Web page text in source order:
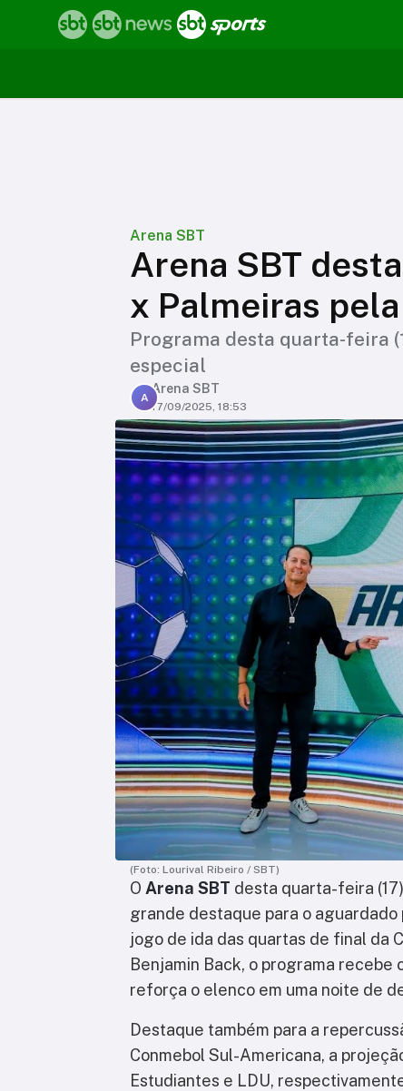
Arena SBT
Arena SBT
x Palmeiras
Programa desta quarta-feira
especial
A
Arena SBT
17/09/2025, 18:53
(Foto: Lourival Ribeiro / SBT)
O Arena SBT desta quarta-feira
grande destaque para o
jogo de ida das quartas de final da
Benjamin Back, o programa recebe
reforça o elenco em uma noite de
Destaque também para a
Conmebol Sul-Americana, a
Estudiantes e LDU,